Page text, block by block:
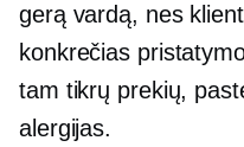
gerą vardą, nes
konkrečias
tam tikrų prekių,
alergijas.